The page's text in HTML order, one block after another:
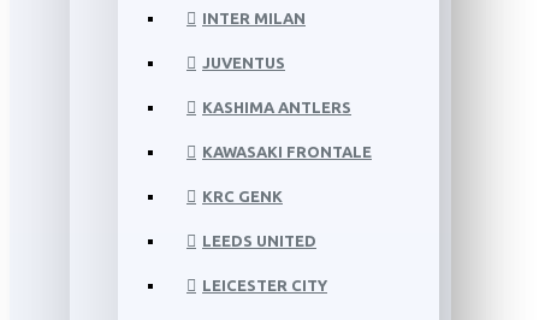
INTER MILAN
JUVENTUS
KASHIMA ANTLERS
KAWASAKI FRONTALE
KRC GENK
LEEDS UNITED
LEICESTER CITY